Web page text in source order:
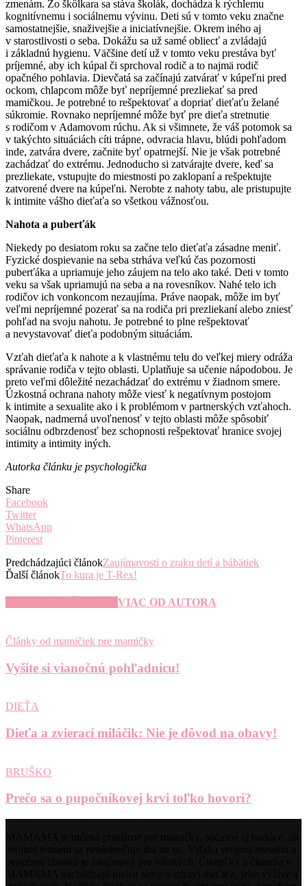
zmenám. Zo škôlkara sa stáva školák, dochádza k rýchlemu
kognitívnemu i sociálnemu vývinu. Deti sú v tomto veku značne
samostatnejšie, snaživejšie a iniciatívnejšie. Okrem iného aj
v starostlivosti o seba. Dokážu sa už samé obliecť a zvládajú
i základnú hygienu. Väčšine detí už v tomto veku prestáva byť
príjemné, aby ich kúpal či sprchoval rodič a to najmä rodič
opačného pohlavia. Dievčatá sa začínajú zatvárať v kúpeľni pred
ockom, chlapcom môže byť nepríjemné prezliekať sa pred
mamičkou. Je potrebné to rešpektovať a dopriať dieťaťu želané
súkromie. Rovnako nepríjemné môže byť pre dieťa stretnutie
s rodičom v Adamovom rúchu. Ak si všimnete, že váš potomok sa
v takýchto situáciách cíti trápne, odvracia hlavu, blúdi pohľadom
inde, zatvára dvere, začnite byť opatrnejší. Nie je však potrebné
zachádzať do extrému. Jednoducho si zatvárajte dvere, keď sa
prezliekate, vstupujte do miestnosti po zaklopaní a rešpektujte
zatvorené dvere na kúpeľni. Nerobte z nahoty tabu, ale pristupujte
k intimite vášho dieťaťa so všetkou vážnosťou.
Nahota a puberťák
Niekedy po desiatom roku sa začne telo dieťaťa zásadne meniť.
Fyzické dospievanie na seba strháva veľkú čas pozornosti
puberťáka a upriamuje jeho záujem na telo ako také. Deti v tomto
veku sa však upriamujú na seba a na rovesníkov. Nahé telo ich
rodičov ich vonkoncom nezaujíma. Práve naopak, môže im byť
veľmi nepríjemné pozerať sa na rodiča pri prezliekaní alebo zniesť
pohľad na svoju nahotu. Je potrebné to plne rešpektovať
a nevystavovať dieťa podobným situáciám.
Vzťah dieťaťa k nahote a k vlastnému telu do veľkej miery odráža
správanie rodiča v tejto oblasti. Uplatňuje sa učenie nápodobou. Je
preto veľmi dôležité nezachádzať do extrému v žiadnom smere.
Úzkostná ochrana nahoty môže viesť k negatívnym postojom
k intimite a sexualite ako i k problémom v partnerských vzťahoch.
Naopak, nadmerná uvoľnenosť v tejto oblasti môže spôsobiť
sociálnu odbrzdenosť bez schopnosti rešpektovať hranice svojej
intimity a intimity iných.
Autorka článku je psychologička
Share
Facebook
Twitter
WhatsApp
Pinterest
Predchádzajúci článokZaujímavosti o zraku detí a bábätiek
Ďalší článokTo kura je T-Rex!
VIAC OD AUTORA
Články od mamičiek pre mamičky
Vyšite si vianočnú pohľadnicu!
DIEŤA
Dieťa a zvierací miláčik: Nie je dôvod na obavy!
BRUŠKO
Prečo sa o pupočníkovej krvi toľko hovorí?